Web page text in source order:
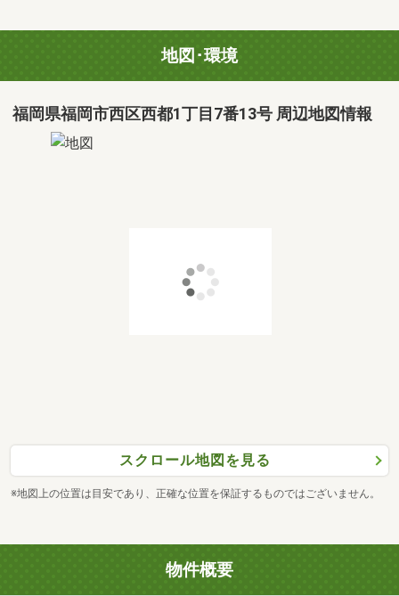
地図･環境
福岡県福岡市西区西都1丁目7番13号 周辺地図情報
スクロール地図を見る
※地図上の位置は目安であり、正確な位置を保証するものではございません。
物件概要